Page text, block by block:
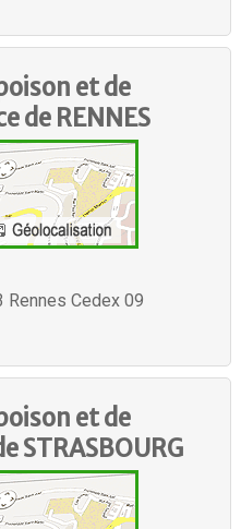
et de
de RENNES
Rennes Cedex 09
et de
STRASBOURG